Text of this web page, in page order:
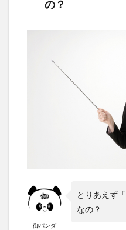
の？
御パンダ
とりあえず
なの？